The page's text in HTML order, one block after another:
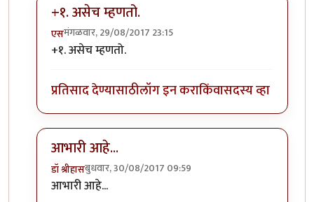
+१. असेच म्हणतो.
एसमंगळवार, 29/08/2017 23:15
In reply toउत्तम माहिती
+१. असेच म्हणतो.
प्रतिसाद देण्यासाठीलॉग इन कराकिंवासदस्य व्हा
आभारी आहे...
डॉ श्रीहासबुधवार, 30/08/2017 09:59
In reply toउत्तम माहिती
आभारी आहे...